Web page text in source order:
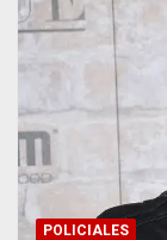
POLICIALES